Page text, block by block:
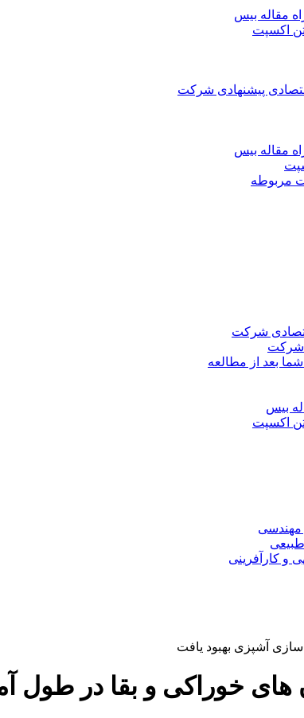
مقاله بیس
پیشنهادی شرکت
مقاله بیس
مربوطه
شرکت
شرکت
بعد از مطالعه
بیس
مهندسی
طبیعی
و کارآفرینی
آشپزی بهبود یافت
خوراکی و بقا در طول